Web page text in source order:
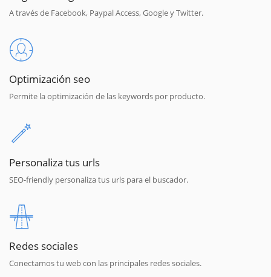
A través de Facebook, Paypal Access, Google y Twitter.
Optimización seo
Permite la optimización de las keywords por producto.
Personaliza tus urls
SEO-friendly personaliza tus urls para el buscador.
Redes sociales
Conectamos tu web con las principales redes sociales.